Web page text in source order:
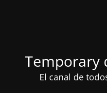
Temporary
El canal de